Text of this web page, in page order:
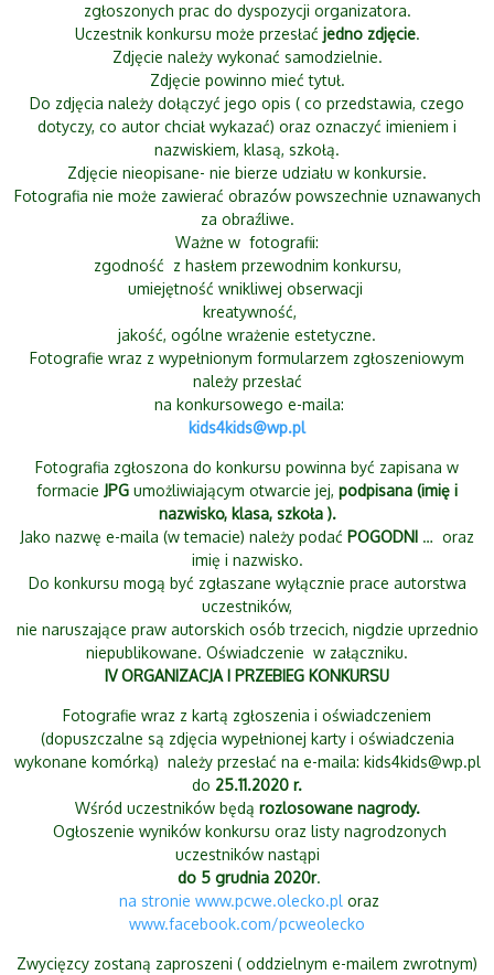
zgłoszonych prac do dyspozycji organizatora.
Uczestnik konkursu może przesłać jedno zdjęcie.
Zdjęcie należy wykonać samodzielnie.
Zdjęcie powinno mieć tytuł.
Do zdjęcia należy dołączyć jego opis ( co przedstawia, czego
dotyczy, co autor chciał wykazać) oraz oznaczyć imieniem i
nazwiskiem, klasą, szkołą.
Zdjęcie nieopisane- nie bierze udziału w konkursie.
Fotografia nie może zawierać obrazów powszechnie uznawanych
za obraźliwe.
Ważne w fotografii:
zgodność z hasłem przewodnim konkursu,
umiejętność wnikliwej obserwacji
kreatywność,
jakość, ogólne wrażenie estetyczne.
Fotografie wraz z wypełnionym formularzem zgłoszeniowym
należy przesłać
na konkursowego e-maila:
kids4kids@wp.pl
Fotografia zgłoszona do konkursu powinna być zapisana w
formacie JPG umożliwiającym otwarcie jej, podpisana (imię i
nazwisko, klasa, szkoła ).
Jako nazwę e-maila (w temacie) należy podać POGODNI … oraz
imię i nazwisko.
Do konkursu mogą być zgłaszane wyłącznie prace autorstwa
uczestników,
nie naruszające praw autorskich osób trzecich, nigdzie uprzednio
niepublikowane. Oświadczenie w załączniku.
IV ORGANIZACJA I PRZEBIEG KONKURSU
Fotografie wraz z kartą zgłoszenia i oświadczeniem
(dopuszczalne są zdjęcia wypełnionej karty i oświadczenia
wykonane komórką) należy przesłać na e-maila: kids4kids@wp.pl
do 25.11.2020 r.
Wśród uczestników będą rozlosowane nagrody.
Ogłoszenie wyników konkursu oraz listy nagrodzonych
uczestników nastąpi
do 5 grudnia 2020r.
na stronie www.pcwe.olecko.pl oraz
www.facebook.com/pcweolecko
Zwycięzcy zostaną zaproszeni ( oddzielnym e-mailem zwrotnym)